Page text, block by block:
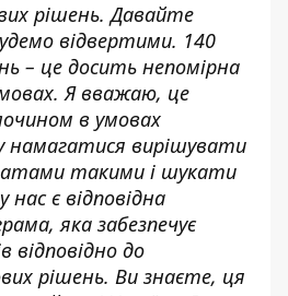
рішень. Давайте
відвертими. 140
– це досить непомірна
Я вважаю, це
в умовах
намагатися вирішувати
такими і шукати
є відповідна
яка забезпечує
до
рішень. Ви знаєте, ця